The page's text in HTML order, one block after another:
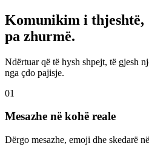
Komunikim i thjeshtë,
pa zhurmë.
Ndërtuar që të hysh shpejt, të gjesh
nga çdo pajisje.
01
Mesazhe në kohë reale
Dërgo mesazhe, emoji dhe skedarë